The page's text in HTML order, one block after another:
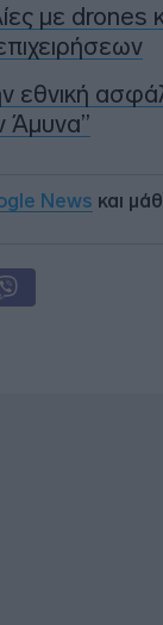
με drones
Άμυνα”
News και